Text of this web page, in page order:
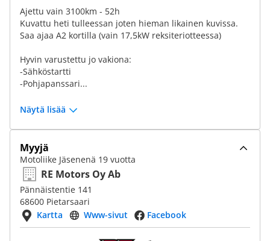
Ajettu vain 3100km - 52h
Kuvattu heti tulleessan joten hieman likainen kuvissa.
Saa ajaa A2 kortilla (vain 17,5kW reksiteriotteessa)
Hyvin varustettu jo vakiona:
-Sähköstartti
-Pohjapanssari...
Näytä lisää
Myyjä
Motoliike Jäsenenä 19 vuotta
RE Motors Oy Ab
Pännäistentie 141
68600 Pietarsaari
Kartta
Www-sivut Facebook